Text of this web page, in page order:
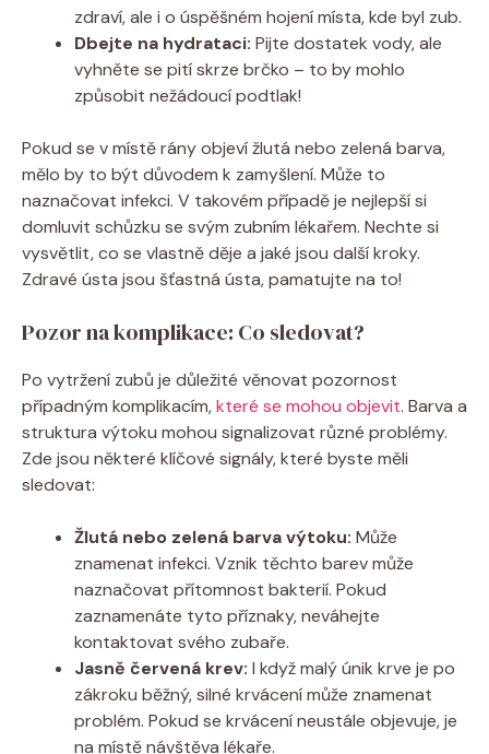
zdraví, ale i o úspěšném hojení místa, kde byl zub.
Dbejte na hydrataci: Pijte dostatek vody, ale
vyhněte se pití skrze brčko – to by mohlo
způsobit nežádoucí podtlak!
Pokud se v místě rány objeví žlutá nebo zelená barva,
mělo by to být důvodem k zamyšlení. Může to
naznačovat infekci. V takovém případě je nejlepší si
domluvit schůzku se svým zubním lékařem. Nechte si
vysvětlit, co se vlastně děje a jaké jsou další kroky.
Zdravé ústa jsou šťastná ústa, pamatujte na to!
Pozor na komplikace: Co sledovat?
Po vytržení zubů je důležité věnovat pozornost
případným komplikacím,které se mohou objevit. Barva a
struktura výtoku mohou signalizovat různé problémy.
Zde jsou některé klíčové signály, které byste měli
sledovat:
Žlutá nebo zelená barva výtoku: Může
znamenat infekci. Vznik těchto barev může
naznačovat přítomnost bakterií. Pokud
zaznamenáte tyto příznaky, neváhejte
kontaktovat svého zubaře.
Jasně červená krev: I když malý únik krve je po
zákroku běžný, silné krvácení může znamenat
problém. Pokud se krvácení neustále objevuje, je
na místě návštěva lékaře.